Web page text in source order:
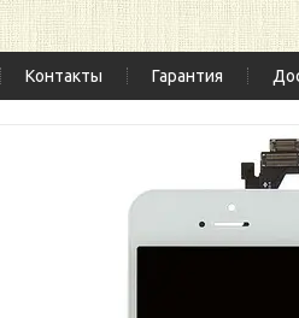
Контакты Гарантия